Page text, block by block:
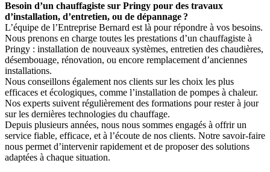
Besoin d’un chauffagiste sur Pringy pour des travaux
d’installation, d’entretien, ou de dépannage ?
L’équipe de l’Entreprise Bernard est là pour répondre à vos besoins.
Nous prenons en charge toutes les prestations d’un chauffagiste à
Pringy : installation de nouveaux systèmes, entretien des chaudières,
désembouage, rénovation, ou encore remplacement d’anciennes
installations.
Nous conseillons également nos clients sur les choix les plus
efficaces et écologiques, comme l’installation de pompes à chaleur.
Nos experts suivent régulièrement des formations pour rester à jour
sur les dernières technologies du chauffage.
Depuis plusieurs années, nous nous sommes engagés à offrir un
service fiable, efficace, et à l’écoute de nos clients. Notre savoir-faire
nous permet d’intervenir rapidement et de proposer des solutions
adaptées à chaque situation.